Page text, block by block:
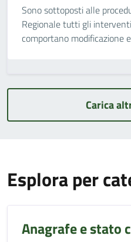
Sono sottoposti alle
Regionale tutti gli
comportano modificazione
Carica
Esplora per
Anagrafe e stato